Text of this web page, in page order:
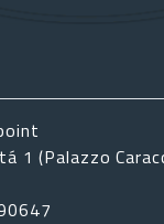
1 (Palazzo